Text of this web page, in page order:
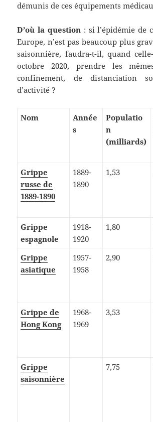
démunis de ces équipements
D’où la question: si l’épidémie de
Europe, n’est pas beaucoup plus
saisonnière, faudra-t-il, quand
octobre 2020, prendre les
confinement, de distanciation
d’activité ?
Nom
Année
s
Populatio
n
(milliards)
Grippe
russe de
1889-1890
1889-
1890
1,53
Grippe
espagnole
1918-
1920
1,80
Grippe
asiatique
1957-
1958
2,90
Grippe de
Hong Kong
1968-
1969
3,53
Grippe
saisonnière
7,75